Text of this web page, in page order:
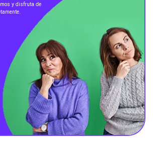
y disfruta de